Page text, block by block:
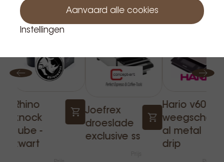
Rhino
knock
tube -
zwart
Joefrex
droeslade
exclusive ss
Hario v60
weegscha
al metal
drip
Aanvaard alle cookies
Instellingen